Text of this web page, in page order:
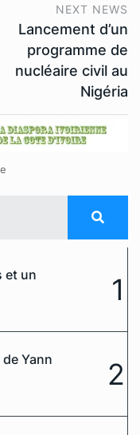
NEXT NEWS
Lancement d’un
programme de
nucléaire civil au
Nigéria
et un
1
Yann
2